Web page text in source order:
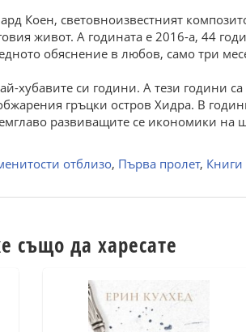
Коен, световноизвестният
живот. А годината е 2016-а, 44
обяснение в любов, само три
хубавите си години. А тези години
гръцки остров Хидра. В
развиващите се икономики
отблизо, Първа пролет, Книги
също да харесате